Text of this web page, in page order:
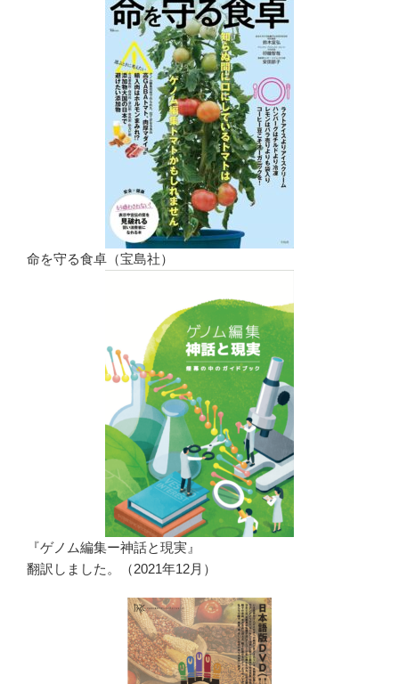
命を守る食卓（宝島社）
『ゲノム編集ー神話と現実』
翻訳しました。（2021年12月）